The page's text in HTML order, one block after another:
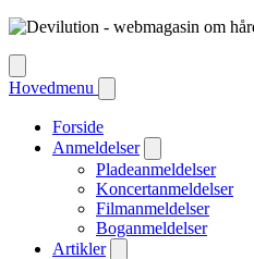
Hovedmenu
Forside
Anmeldelser
Pladeanmeldelser
Koncertanmeldelser
Filmanmeldelser
Boganmeldelser
Artikler